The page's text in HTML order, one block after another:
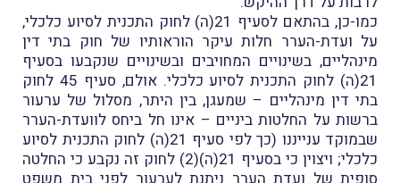
כמו-כן, בהתאם לסעיף 21(ה) לחוק התכנית לסיוע כלכלי,
על ועדת-הערר חלות עיקר הוראותיו של חוק בתי דין
מינהליים, בשינויים המחויבים ובשינויים שנקבעו בסעיף
21(ה) לחוק התכנית לסיוע כלכלי. אולם, סעיף 45 לחוק
בתי דין מינהליים – שמעגן, בין היתר, מסלול של ערעור
ברשות על החלטות ביניים – אינו חל ביחס לוועדת-הערר
שבמוקד ענייננו (כך לפי סעיף 21(ה) לחוק התכנית לסיוע
כלכלי; ויצוין כי בסעיף 21(ה)(2) לחוק זה נקבע כי החלטה